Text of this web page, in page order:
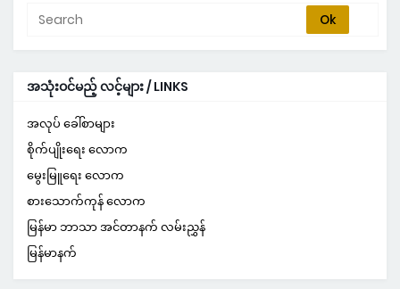
အသုံးဝင်မည့် လင့်များ / LINKS
အလုပ် ခေါ်စာများ
စိုက်ပျိုးရေး လောက
မွေးမြူရေး လောက
စားသောက်ကုန် လောက
မြန်မာ ဘာသာ အင်တာနက် လမ်းညွှန်
မြန်မာနက်